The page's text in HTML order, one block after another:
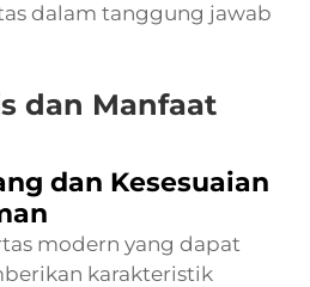
dalam tanggung jawab
dan Manfaat
dan Kesesuaian
modern yang dapat
karakteristik